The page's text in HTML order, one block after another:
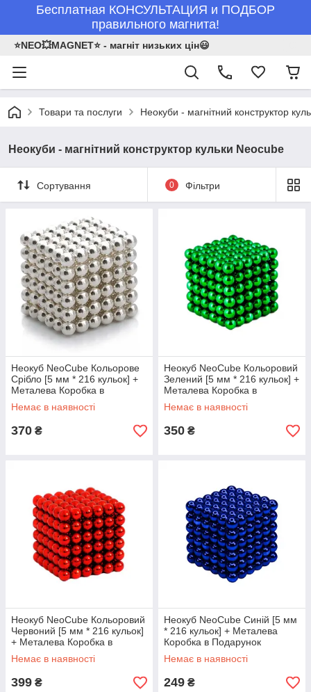
Бесплатная КОНСУЛЬТАЦИЯ и ПОДБОР
правильного магнита!
⭐NEO💥MAGNET⭐ - магніт низьких цін😃
Товари та послуги Неокуби - магнітний конструктор
Неокуби - магнітний конструктор кульки Neocube
Сортування 0 Фільтри
Неокуб NeoCube Кольорове
Срібло [5 мм * 216 кульок] +
Металева Коробка в
Подарунок
Немає в наявності
370 ₴
Неокуб NeoCube Кольоровий
Зелений [5 мм * 216 кульок] +
Металева Коробка в
Подарунок
Немає в наявності
350 ₴
Неокуб NeoCube Кольоровий
Червоний [5 мм * 216 кульок]
+ Металева Коробка в
Подарунок
Немає в наявності
399 ₴
Неокуб NeoCube Синій [5 мм
* 216 кульок] + Металева
Коробка в Подарунок
Немає в наявності
249 ₴